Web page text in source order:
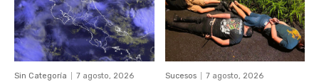
Sin Categoría 7 agosto, 2026 Sucesos 7 agosto, 2026